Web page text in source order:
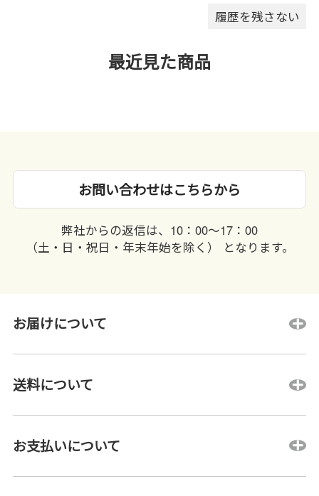
履歴を残さない
最近見た商品
お問い合わせはこちらから
弊社からの返信は、10：00〜17：00
（土・日・祝日・年末年始を除く） となります。
お届けについて
送料について
お支払いについて